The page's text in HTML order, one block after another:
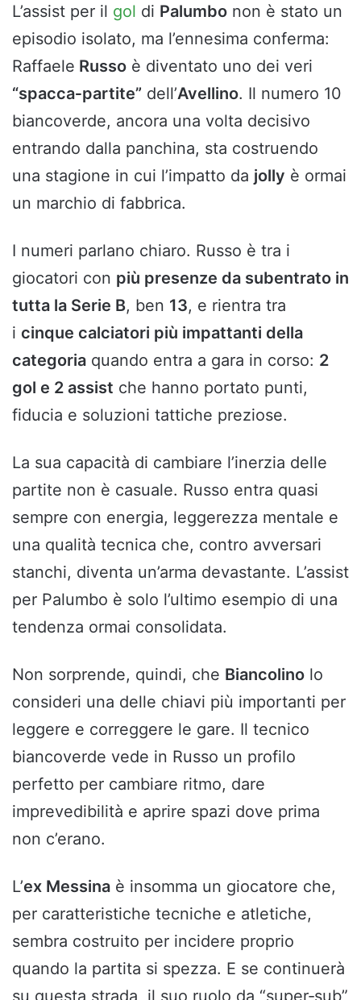
L’assist per il gol di Palumbo non è stato un
episodio isolato, ma l’ennesima conferma:
Raffaele Russo è diventato uno dei veri
“spacca‑partite” dell’Avellino. Il numero 10
biancoverde, ancora una volta decisivo
entrando dalla panchina, sta costruendo
una stagione in cui l’impatto da jolly è ormai
un marchio di fabbrica.
I numeri parlano chiaro. Russo è tra i
giocatori con più presenze da subentrato in
tutta la Serie B, ben 13, e rientra tra
i cinque calciatori più impattanti della
categoria quando entra a gara in corso: 2
gol e 2 assist che hanno portato punti,
fiducia e soluzioni tattiche preziose.
La sua capacità di cambiare l’inerzia delle
partite non è casuale. Russo entra quasi
sempre con energia, leggerezza mentale e
una qualità tecnica che, contro avversari
stanchi, diventa un’arma devastante. L’assist
per Palumbo è solo l’ultimo esempio di una
tendenza ormai consolidata.
Non sorprende, quindi, che Biancolino lo
consideri una delle chiavi più importanti per
leggere e correggere le gare. Il tecnico
biancoverde vede in Russo un profilo
perfetto per cambiare ritmo, dare
imprevedibilità e aprire spazi dove prima
non c’erano.
L’ex Messina è insomma un giocatore che,
per caratteristiche tecniche e atletiche,
sembra costruito per incidere proprio
quando la partita si spezza. E se continuerà
su questa strada, il suo ruolo da “super‑sub”